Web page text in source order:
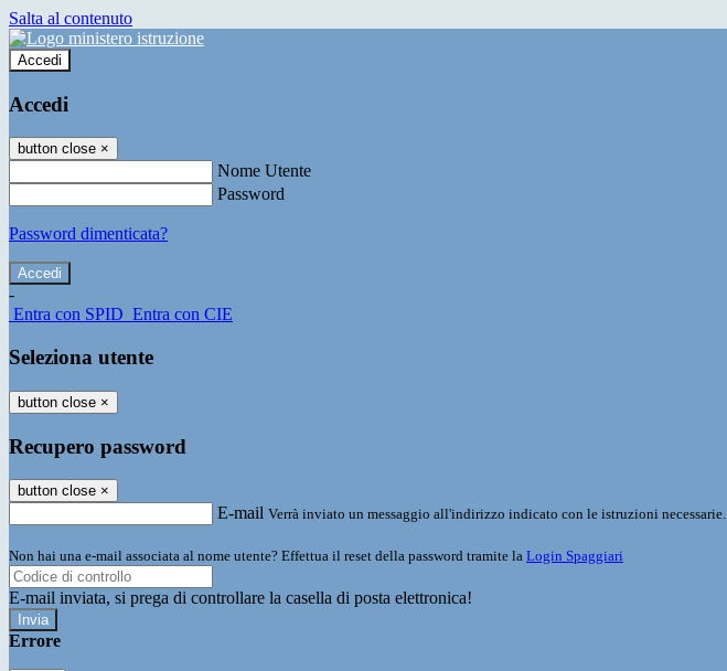
Salta al contenuto
Accedi
Accedi
button close ×
Nome Utente
Password
Password dimenticata?
-
Entra con SPID Entra con CIE
Seleziona utente
button close ×
Recupero password
button close ×
E-mail Verrà inviato un messaggio all'indirizzo indicato con le istruzioni necessarie.
Non hai una e-mail associata al nome utente? Effettua il reset della password tramite la Login Spaggiari
E-mail inviata, si prega di controllare la casella di posta elettronica!
Errore